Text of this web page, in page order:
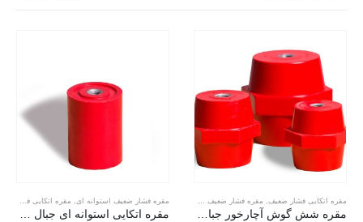
مقره اتکایی فشار ضعیف مقره فشار ضعیف شش گوش مقره فشار ضعیف استوانه ای مقره اتکایی فشار ضعیف